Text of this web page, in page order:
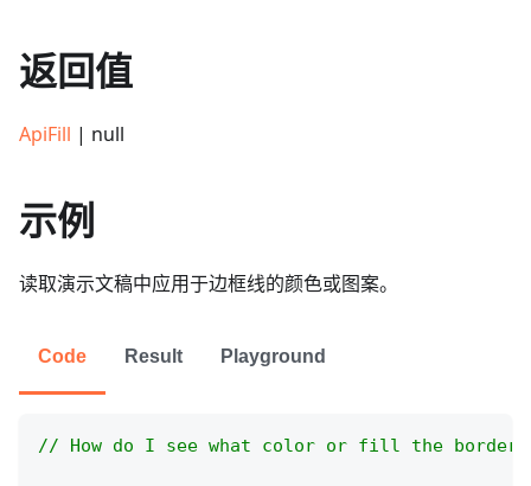
返回值
ApiFill | null
示例
读取演示文稿中应用于边框线的颜色或图案。
Code Result Playground
// How do I see what color or fill the border